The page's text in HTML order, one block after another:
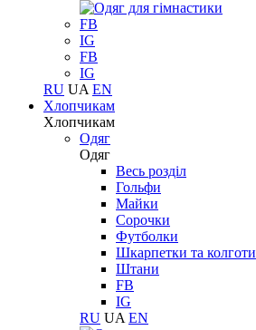
FB
IG
FB
IG
RU UA EN
Хлопчикам
Хлопчикам
Одяг
Одяг
Весь розділ
Гольфи
Майки
Сорочки
Футболки
Шкарпетки та колготи
Штани
FB
IG
RU UA EN